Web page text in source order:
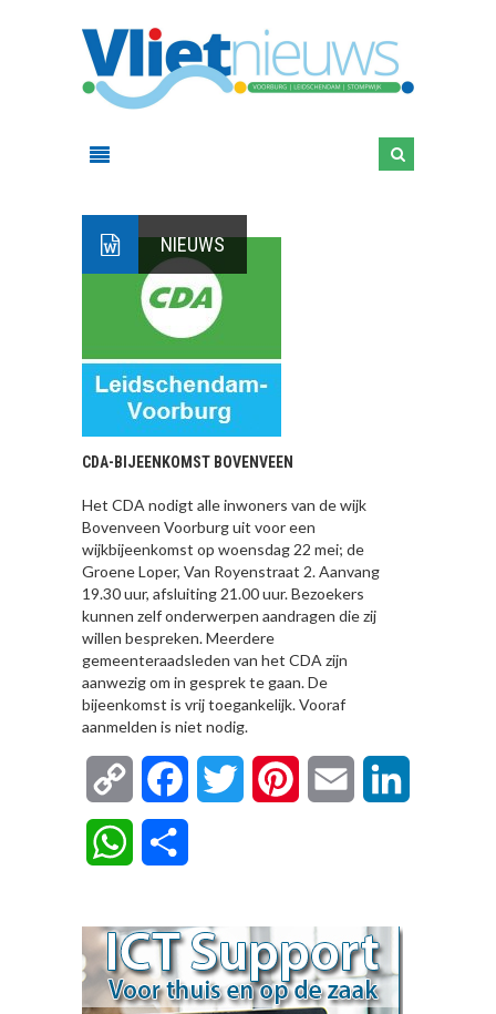
NIEUWS
CDA-BIJEENKOMST BOVENVEEN
Het CDA nodigt alle inwoners van de wijk
Bovenveen Voorburg uit voor een
wijkbijeenkomst op woensdag 22 mei; de
Groene Loper, Van Royenstraat 2. Aanvang
19.30 uur, afsluiting 21.00 uur. Bezoekers
kunnen zelf onderwerpen aandragen die zij
willen bespreken. Meerdere
gemeenteraadsleden van het CDA zijn
aanwezig om in gesprek te gaan. De
bijeenkomst is vrij toegankelijk. Vooraf
aanmelden is niet nodig.
Copy
Link
FacebookTwitter Pinterest Email
WhatsApp